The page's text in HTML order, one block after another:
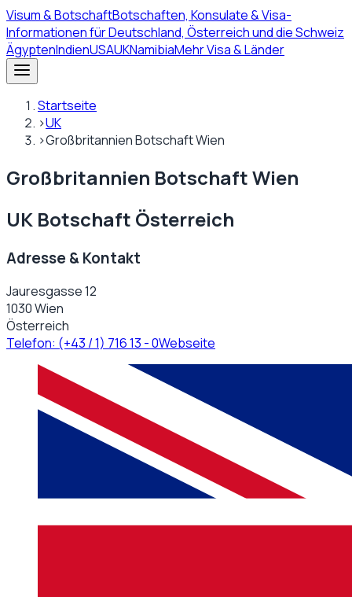
Visum& BotschaftBotschaften, Konsulate & Visa-
Informationen für Deutschland, Österreich und die Schweiz
ÄgyptenIndienUSAUKNamibiaMehr Visa & Länder
Startseite
›UK
›Großbritannien Botschaft Wien
Großbritannien Botschaft Wien
UK Botschaft Österreich
Adresse & Kontakt
Jauresgasse 12
1030 Wien
Österreich
Telefon: (+43 / 1) 716 13 - 0Webseite